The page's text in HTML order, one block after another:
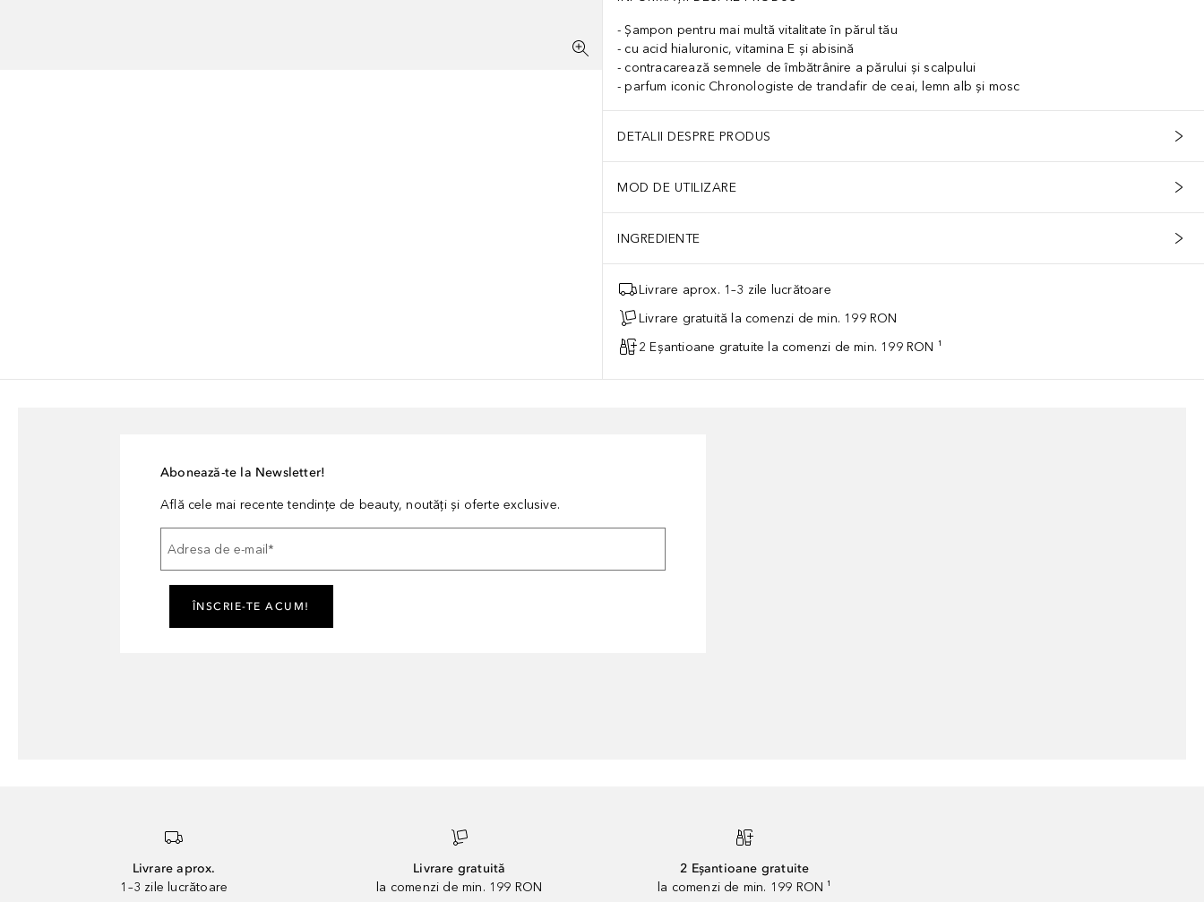
Șampon pentru mai multă vitalitate în părul tău
cu acid hialuronic, vitamina E și abisină
contracarează semnele de îmbătrânire a părului și scalpului
parfum iconic Chronologiste de trandafir de ceai, lemn alb și mosc
DETALII DESPRE PRODUS
MOD DE UTILIZARE
INGREDIENTE
Livrare aprox. 1–3 zile lucrătoare
Livrare gratuită la comenzi de min. 199 RON
2 Eșantioane gratuite la comenzi de min. 199 RON ¹
Abonează-te la Newsletter!
Află cele mai recente tendințe de beauty, noutăți și oferte exclusive.
Adresa de e-mail *
ÎNSCRIE-TE ACUM!
Livrare aprox.
1–3 zile lucrătoare
Livrare gratuită
la comenzi de min. 199 RON
2 Eșantioane gratuite
la comenzi de min. 199 RON ¹